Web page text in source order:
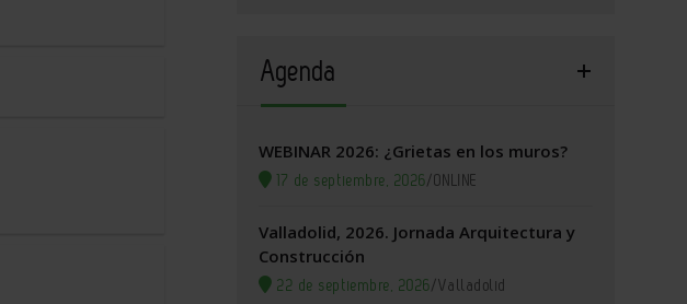
Agenda
WEBINAR 2026: ¿Grietas en los muros?
17 de septiembre, 2026/ONLINE
Valladolid, 2026. Jornada Arquitectura y
Construcción
22 de septiembre, 2026/Valladolid